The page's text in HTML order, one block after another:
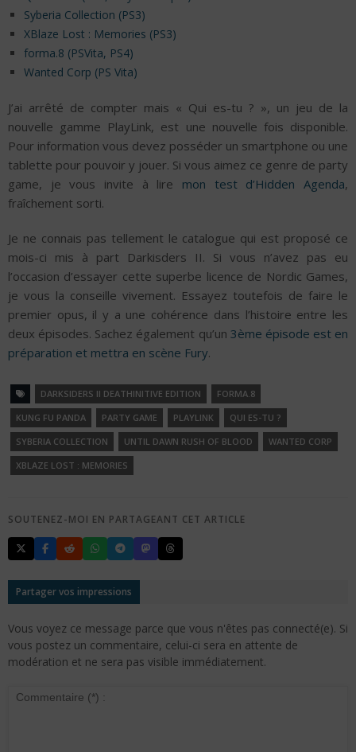
Syberia Collection (PS3)
XBlaze Lost : Memories (PS3)
forma.8 (PSVita, PS4)
Wanted Corp (PS Vita)
J’ai arrêté de compter mais « Qui es-tu ? », un jeu de la
nouvelle gamme PlayLink, est une nouvelle fois disponible.
Pour information vous devez posséder un smartphone ou une
tablette pour pouvoir y jouer. Si vous aimez ce genre de party
game, je vous invite à lire mon test d’Hidden Agenda,
fraîchement sorti.
Je ne connais pas tellement le catalogue qui est proposé ce
mois-ci mis à part Darkisders II. Si vous n’avez pas eu
l’occasion d’essayer cette superbe licence de Nordic Games,
je vous la conseille vivement. Essayez toutefois de faire le
premier opus, il y a une cohérence dans l’histoire entre les
deux épisodes. Sachez également qu’un 3ème épisode est en
préparation et mettra en scène Fury.
DARKSIDERS II DEATHINITIVE EDITION
FORMA.8
KUNG FU PANDA
PARTY GAME PLAYLINK
QUI ES-TU ?
SYBERIA COLLECTION
UNTIL DAWN RUSH OF BLOOD
WANTED CORP
XBLAZE LOST : MEMORIES
SOUTENEZ-MOI EN PARTAGEANT CET ARTICLE
Partager vos impressions
Vous voyez ce message parce que vous n'êtes pas connecté(e). Si
vous postez un commentaire, celui-ci sera en attente de
modération et ne sera pas visible immédiatement.